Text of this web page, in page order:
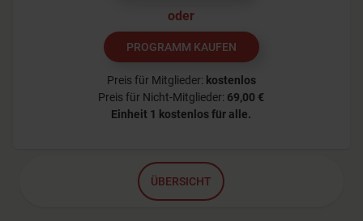
oder
PROGRAMM KAUFEN
Preis für Mitglieder: kostenlos
Preis für Nicht-Mitglieder: 69,00 €
Einheit 1 kostenlos für alle.
ÜBERSICHT